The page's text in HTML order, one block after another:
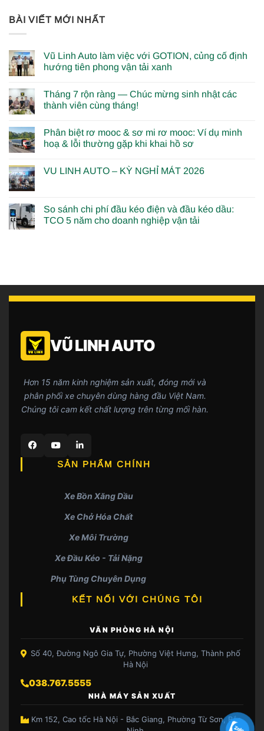
BÀI VIẾT MỚI NHẤT
Vũ Linh Auto làm việc với GOTION, củng cố định
hướng tiên phong vận tải xanh
Tháng 7 rộn ràng — Chúc mừng sinh nhật các
thành viên cùng tháng!
Phân biệt rơ mooc & sơ mi rơ mooc: Ví dụ minh
hoạ & lỗi thường gặp khi khai hồ sơ
VU LINH AUTO – KỲ NGHỈ MÁT 2026
So sánh chi phí đầu kéo điện và đầu kéo dầu:
TCO 5 năm cho doanh nghiệp vận tải
VŨ LINH AUTO
Hơn 15 năm kinh nghiệm sản xuất, đóng mới và
phân phối xe chuyên dùng hàng đầu Việt Nam.
Chúng tôi cam kết chất lượng trên từng mối hàn.
SẢN PHẨM CHÍNH
Xe Bồn Xăng Dầu
Xe Chở Hóa Chất
Xe Môi Trường
Xe Đầu Kéo - Tải Nặng
Phụ Tùng Chuyên Dụng
KẾT NỐI VỚI CHÚNG TÔI
VĂN PHÒNG HÀ NỘI
Số 40, Đường Ngô Gia Tự, Phường Việt Hưng, Thành phố
Hà Nội
038.767.5555
NHÀ MÁY SẢN XUẤT
Km 152, Cao tốc Hà Nội - Bắc Giang, Phường Từ Sơn, Bắc